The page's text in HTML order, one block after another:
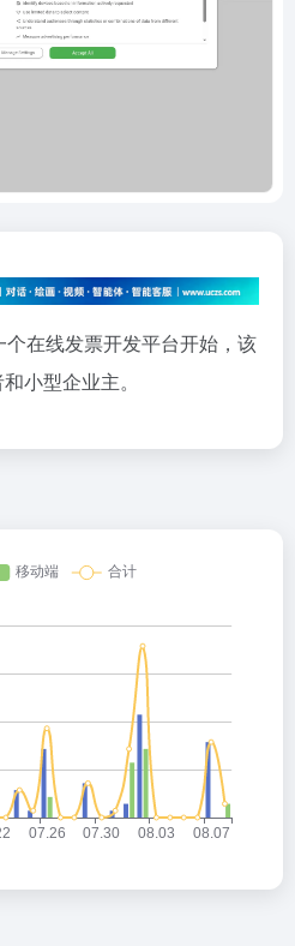
在线发票开发平台开始，该
小型企业主。